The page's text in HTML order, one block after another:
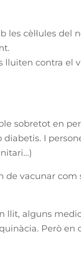
cèl·lules del
lluiten contra el
sobretot en
I
vacunar
llit, alguns
Però